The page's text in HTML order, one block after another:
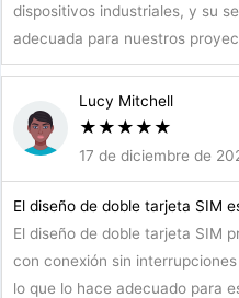
dispositivos industriales, y su
adecuada para nuestros
Lucy Mitchell
★ ★ ★ ★ ★
17 de diciembre de
El diseño de doble tarjeta SIM
El diseño de doble tarjeta SIM
con conexión sin
lo que lo hace adecuado para